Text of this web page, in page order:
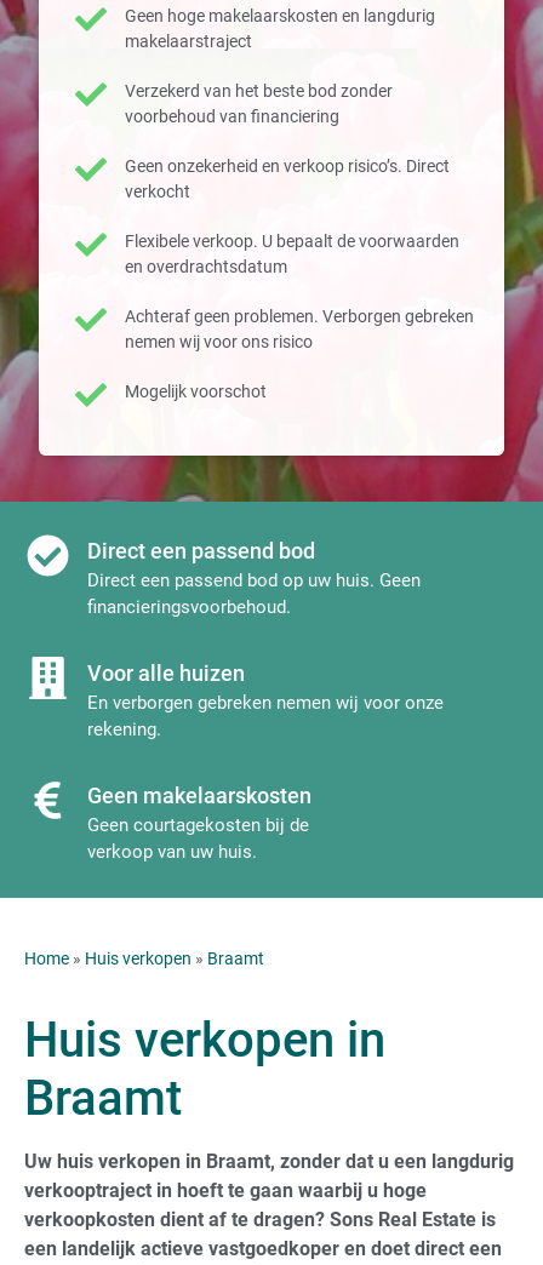
Geen hoge makelaarskosten en langdurig
makelaarstraject
Verzekerd van het beste bod zonder
voorbehoud van financiering
Geen onzekerheid en verkoop risico’s. Direct
verkocht
Flexibele verkoop. U bepaalt de voorwaarden
en overdrachtsdatum
Achteraf geen problemen. Verborgen gebreken
nemen wij voor ons risico
Mogelijk voorschot
Direct een passend bod
Direct een passend bod op uw huis. Geen
financieringsvoorbehoud.
Voor alle huizen
En verborgen gebreken nemen wij voor onze
rekening.
Geen makelaarskosten
Geen courtagekosten bij de
verkoop van uw huis.
Home » Huis verkopen » Braamt
Huis verkopen in
Braamt
Uw huis verkopen in Braamt, zonder dat u een langdurig
verkooptraject in hoeft te gaan waarbij u hoge
verkoopkosten dient af te dragen? Sons Real Estate is
een landelijk actieve vastgoedkoper en doet direct een